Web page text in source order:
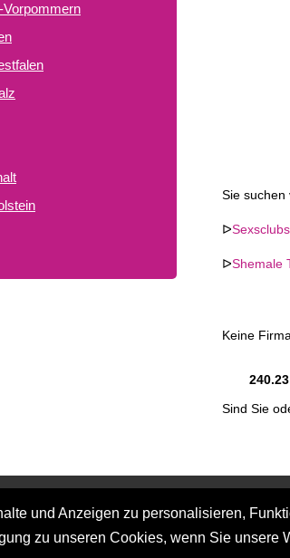
und Anzeigen zu personalisieren,
zu unseren Cookies, wenn Sie unsere
Sie suchen
ᐅ
ᐅShemale
Keine
Sind Sie